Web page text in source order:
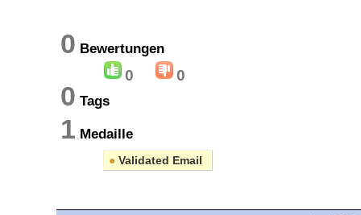
0 Bewertungen
0 0
0 Tags
1 Medaille
● Validated Email